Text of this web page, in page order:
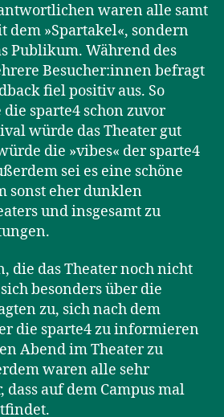
waren alle samt
dem »Spartakel«, sondern
Publikum. Während des
Besucher:innen befragt
fiel positiv aus. So
sparte4 schon zuvor
würde das Theater gut
die »vibes« der sparte4
sei es eine schöne
sonst eher dunklen
und insgesamt zu
die das Theater noch nicht
besonders über die
zu, sich nach dem
die sparte4 zu informieren
Abend im Theater zu
waren alle sehr
auf dem Campus mal